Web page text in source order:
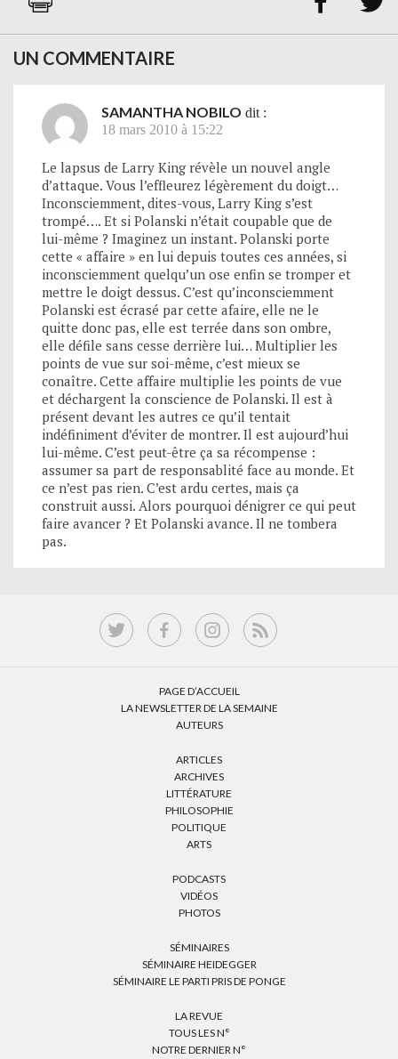
UN COMMENTAIRE
SAMANTHA NOBILO dit :
18 mars 2010 à 15:22
Le lapsus de Larry King révèle un nouvel angle
d’attaque. Vous l’effleurez légèrement du doigt…
Inconsciemment, dites-vous, Larry King s’est
trompé…. Et si Polanski n’était coupable que de
lui-même ? Imaginez un instant. Polanski porte
cette « affaire » en lui depuis toutes ces années, si
inconsciemment quelqu’un ose enfin se tromper et
mettre le doigt dessus. C’est qu’inconsciemment
Polanski est écrasé par cette afaire, elle ne le
quitte donc pas, elle est terrée dans son ombre,
elle défile sans cesse derrière lui… Multiplier les
points de vue sur soi-même, c’est mieux se
conaître. Cette affaire multiplie les points de vue
et déchargent la conscience de Polanski. Il est à
présent devant les autres ce qu’il tentait
indéfiniment d’éviter de montrer. Il est aujourd’hui
lui-même. C’est peut-être ça sa récompense :
assumer sa part de responsablité face au monde. Et
ce n’est pas rien. C’est ardu certes, mais ça
construit aussi. Alors pourquoi dénigrer ce qui peut
faire avancer ? Et Polanski avance. Il ne tombera
pas.
PAGE D’ACCUEIL
LA NEWSLETTER DE LA SEMAINE
AUTEURS
ARTICLES
ARCHIVES
LITTÉRATURE
PHILOSOPHIE
POLITIQUE
ARTS
PODCASTS
VIDÉOS
PHOTOS
SÉMINAIRES
SÉMINAIRE HEIDEGGER
SÉMINAIRE LE PARTI PRIS DE PONGE
LA REVUE
TOUS LES N°
NOTRE DERNIER N°